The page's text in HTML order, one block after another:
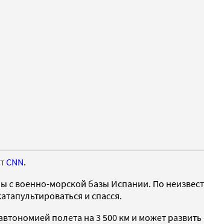
CNN.
с военно-морской базы Испании. По
и спасся.
полета на 3 500 км и может развить